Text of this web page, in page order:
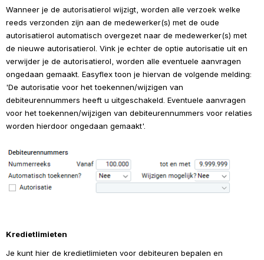
Wanneer je de autorisatierol wijzigt, worden alle verzoek welke
reeds verzonden zijn aan de medewerker(s) met de oude
autorisatierol automatisch overgezet naar de medewerker(s) met
de nieuwe autorisatierol. Vink je echter de optie autorisatie uit en
verwijder je de autorisatierol, worden alle eventuele aanvragen
ongedaan gemaakt. Easyflex toon je hiervan de volgende melding:
'De autorisatie voor het toekennen/wijzigen van
debiteurennummers heeft u uitgeschakeld. Eventuele aanvragen
voor het toekennen/wijzigen van debiteurennummers voor relaties
worden hierdoor ongedaan gemaakt'.
Open
Kredietlimieten
Je kunt hier de kredietlimieten voor debiteuren bepalen en